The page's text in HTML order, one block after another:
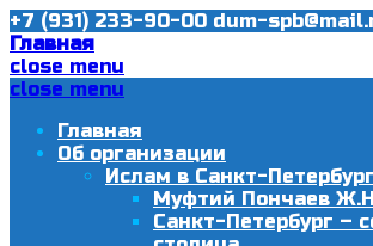
+7 (931) 233-90-00 dum-
Главная
close menu
close menu
Главная
Об организации
Ислам в Санкт-
Муфтий Пончаев
Санкт-Петербург –